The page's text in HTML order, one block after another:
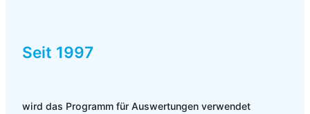
Seit 1997
wird das Programm für Auswertungen verwendet